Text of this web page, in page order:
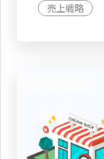
売上戦略